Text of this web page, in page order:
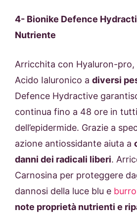
4- Bionike Defence
Nutriente
Arricchita con Hyaluron-pro,
Acido Ialuronico a diversi
Defence Hydractive
continua fino a 48 ore in
dell’epidermide. Grazie a
azione antiossidante aiuta a
danni dei radicali liberi.
Carnosina per proteggere
dannosi della luce blu e
note proprietà nutrienti e